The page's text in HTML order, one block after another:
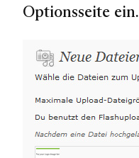
Optionsseite ein.